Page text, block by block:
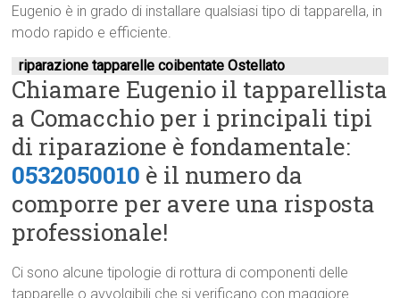
Eugenio è in grado di installare qualsiasi tipo di tapparella, in
modo rapido e efficiente.
riparazione tapparelle coibentate Ostellato
Chiamare Eugenio il tapparellista
a Comacchio per i principali tipi
di riparazione è fondamentale:
0532050010 è il numero da
comporre per avere una risposta
professionale!
Ci sono alcune tipologie di rottura di componenti delle
tapparelle o avvolgibili che si verificano con maggiore